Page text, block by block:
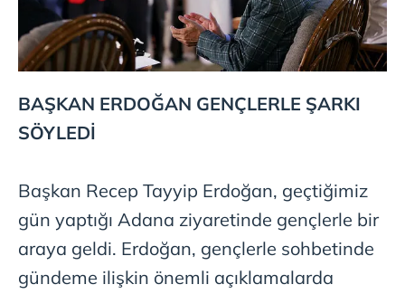
BAŞKAN ERDOĞAN GENÇLERLE ŞARKI
SÖYLEDİ
Başkan Recep Tayyip Erdoğan, geçtiğimiz
gün yaptığı Adana ziyaretinde gençlerle bir
araya geldi. Erdoğan, gençlerle sohbetinde
gündeme ilişkin önemli açıklamalarda